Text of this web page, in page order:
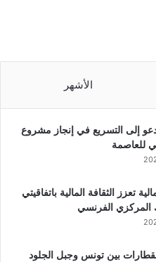
الأشهر
إلى التسريع في إنجاز مشروع
للعاصمة
تعزز الثقافة المالية باتفاقيتي
المركزي الفرنسي
بين تونس وجبل الجلود